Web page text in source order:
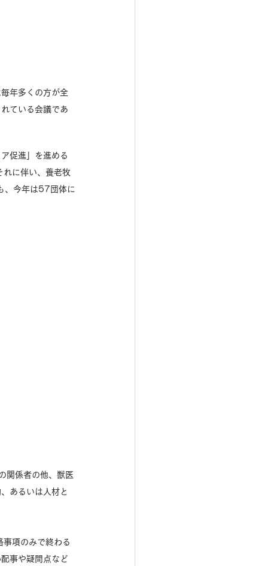
年多くの方が全
ている会議であ
促進」を進める
れに伴い、養老牧
、今年は57団体に
関係者の他、獣医
あるいは人材と
項のみで終わる
事や疑問点など